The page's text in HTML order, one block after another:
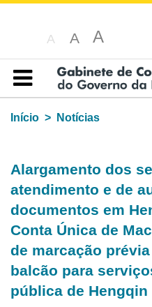
A A A
Índice
Início
Notícias
Alargamento dos
atendimento e de
documentos em
Conta Única de
de marcação
balcão para
pública de Hengqin